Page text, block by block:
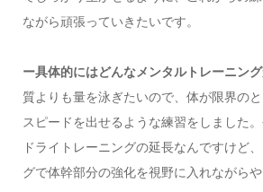
ながら頑張っていきたいです。
ー具体的にはどんなメンタルトレーニン
質よりも量を泳ぎたいので、体が限界のと
スピードを出せるような練習をしました。
ドライトレーニングの延長なんですけど
グで体幹部分の強化を視野に入れながらや